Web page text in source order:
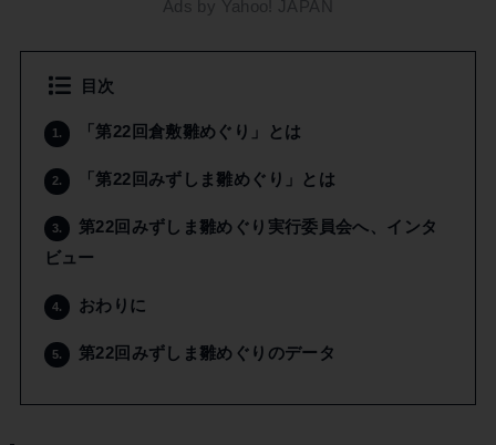
Ads by Yahoo! JAPAN
目次
1. 「第22回倉敷雛めぐり」とは
2. 「第22回みずしま雛めぐり」とは
3.
第22回みずしま雛めぐり実行委員会へ、インタ
ビュー
4. おわりに
5. 第22回みずしま雛めぐりのデータ